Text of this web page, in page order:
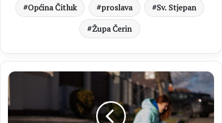
Općina Čitluk proslava
Sv. Stjepan
Župa Čerin
BiH
više
djece
stradava